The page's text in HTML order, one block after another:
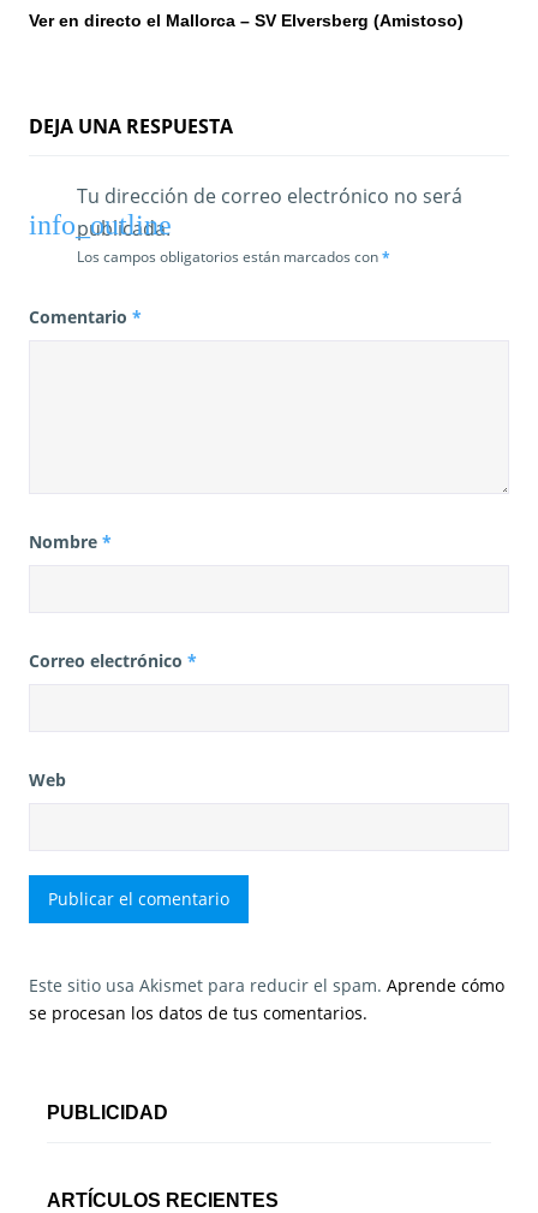
n
r
d
s
Ver en directo el Mallorca – SV Elversberg (Amistoso)
DEJA UNA RESPUESTA
Tu dirección de correo electrónico no será
publicada.
Los campos obligatorios están marcados con*
Comentario *
Nombre *
Correo electrónico *
Web
Este sitio usa Akismet para reducir el spam. Aprende cómo
se procesan los datos de tus comentarios.
PUBLICIDAD
ARTÍCULOS RECIENTES